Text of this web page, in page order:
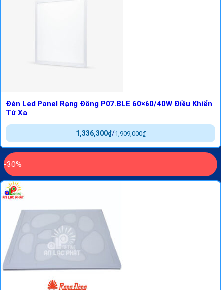
Đèn Led Panel Rạng Đông P07.BLE 60×60/40W Điều Khiển
Từ Xa
1,909,000₫
/
1,336,300₫
-30%